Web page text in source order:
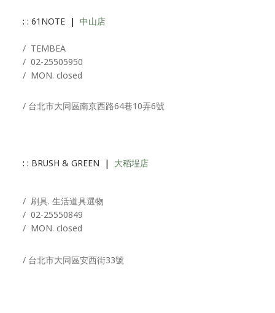
: : 61NOTE | 中山店
/ TEMBEA
/ 02-25505950
/ MON. closed
/ 台北市大同區南京西路64巷10弄6號
: : BRUSH & GREEN | 大稻埕店
/ 刷具. 生活道具選物
/ 02-25550849
/ MON. closed
/ 台北市大同區安西街33號